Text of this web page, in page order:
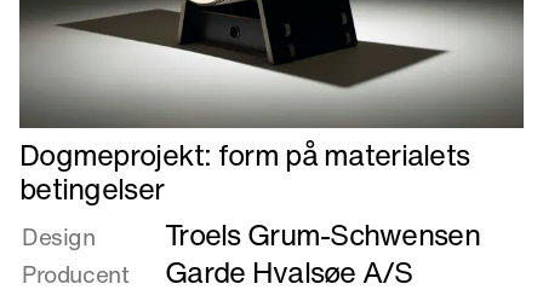
Læs
mere
om
Dogmeprojekt:
på
Dogmeprojekt: form på materialets
betingelser
Design Troels Grum-Schwensen
Producent Garde Hvalsøe A/S